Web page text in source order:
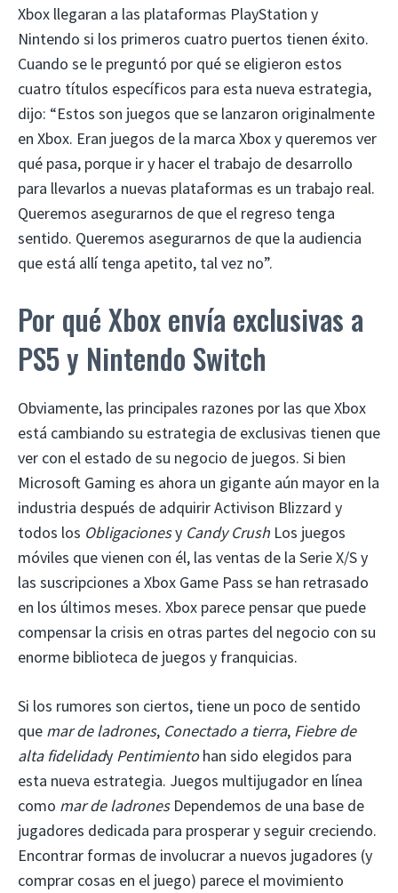
Xbox llegaran a las plataformas PlayStation y
Nintendo si los primeros cuatro puertos tienen éxito.
Cuando se le preguntó por qué se eligieron estos
cuatro títulos específicos para esta nueva estrategia,
dijo: “Estos son juegos que se lanzaron originalmente
en Xbox. Eran juegos de la marca Xbox y queremos ver
qué pasa, porque ir y hacer el trabajo de desarrollo
para llevarlos a nuevas plataformas es un trabajo real.
Queremos asegurarnos de que el regreso tenga
sentido. Queremos asegurarnos de que la audiencia
que está allí tenga apetito, tal vez no”.
Por qué Xbox envía exclusivas a
PS5 y Nintendo Switch
Obviamente, las principales razones por las que Xbox
está cambiando su estrategia de exclusivas tienen que
ver con el estado de su negocio de juegos. Si bien
Microsoft Gaming es ahora un gigante aún mayor en la
industria después de adquirir Activison Blizzard y
todos los Obligacionesy Candy Crush Los juegos
móviles que vienen con él, las ventas de la Serie X/S y
las suscripciones a Xbox Game Pass se han retrasado
en los últimos meses. Xbox parece pensar que puede
compensar la crisis en otras partes del negocio con su
enorme biblioteca de juegos y franquicias.
Si los rumores son ciertos, tiene un poco de sentido
que mar de ladrones, Conectado a tierra, Fiebre de
alta fidelidady Pentimientohan sido elegidos para
esta nueva estrategia. Juegos multijugador en línea
como mar de ladronesDependemos de una base de
jugadores dedicada para prosperar y seguir creciendo.
Encontrar formas de involucrar a nuevos jugadores (y
comprar cosas en el juego) parece el movimiento